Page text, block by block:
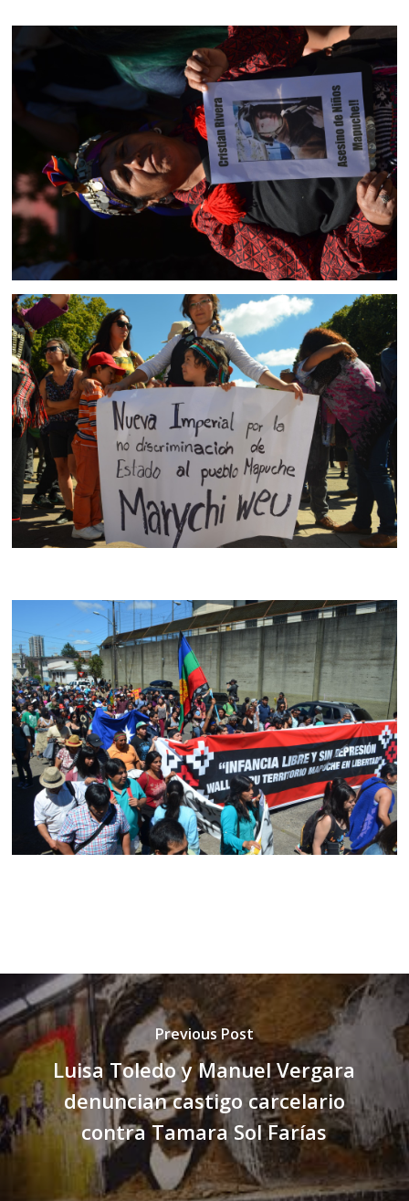
Previous Post
Luisa Toledo y Manuel Vergara
denuncian castigo carcelario
contra Tamara Sol Farías